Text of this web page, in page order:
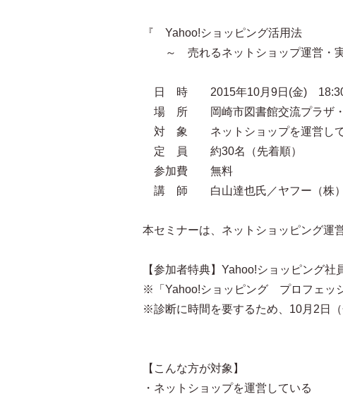
『 Yahoo!ショッピング活用法
～ 売れるネットショップ運営・
日 時 2015年10月9日(金) 18:30
場 所 岡崎市図書館交流プラザ・
対 象 ネットショップを運営して
定 員 約30名（先着順）
参加費 無料
講 師 白山達也氏／ヤフー（株）
本セミナーは、ネットショッピング運
【参加者特典】Yahoo!ショッピング
※「Yahoo!ショッピング プロフェッ
※診断に時間を要するため、10月2日
【こんな方が対象】
・ネットショップを運営している